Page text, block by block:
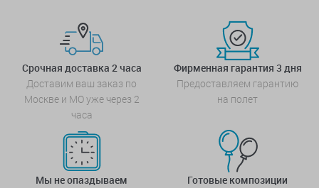
Срочная доставка 2 часа
Доставим ваш заказ по
Москве и МО уже через 2
часа
Фирменная гарантия 3 дня
Предоставляем гарантию
на полет
Мы не опаздываем
Готовые композиции